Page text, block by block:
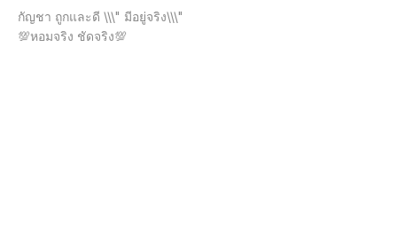
กัญชา ถูกและดี \\\" มีอยู่จริง\\\"
💯หอมจริง ชัดจริง💯